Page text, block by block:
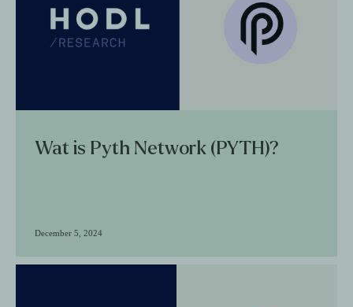
Wat is Pyth Network (PYTH)?
December 5, 2024